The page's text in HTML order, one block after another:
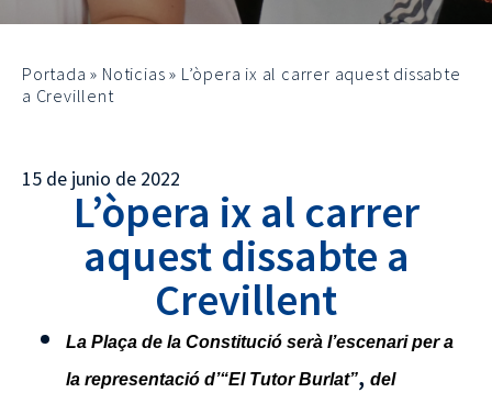
Portada » Noticias » L’òpera ix al carrer aquest dissabte
a Crevillent
15 de junio de 2022
L’òpera ix al carrer
aquest dissabte a
Crevillent
La Plaça de la Constitució serà l’escenari per a
la representació d’“El Tutor Burlat”, del